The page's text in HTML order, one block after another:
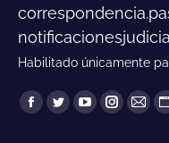
Habilitado únicamente
Encuéntranos en:
Facebook
TwitterYouTubeMail